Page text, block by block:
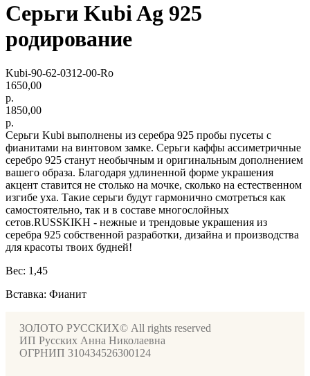
Серьги Kubi Ag 925
родирование
Kubi-90-62-0312-00-Ro
1650,00
р.
1850,00
р.
Серьги Kubi выполнены из серебра 925 пробы пусеты с
фианитами на винтовом замке. Серьги каффы ассиметричные
серебро 925 станут необычным и оригинальным дополнением
вашего образа. Благодаря удлиненной форме украшения
акцент ставится не столько на мочке, сколько на естественном
изгибе уха. Такие серьги будут гармонично смотреться как
самостоятельно, так и в составе многослойных
сетов.RUSSKIKH - нежные и трендовые украшения из
серебра 925 собственной разработки, дизайна и производства
для красоты твоих будней!
Вес: 1,45
Вставка: Фианит
ЗОЛОТО РУССКИХ© All rights reserved
ИП Русских Анна Николаевна
ОГРНИП 310434526300124